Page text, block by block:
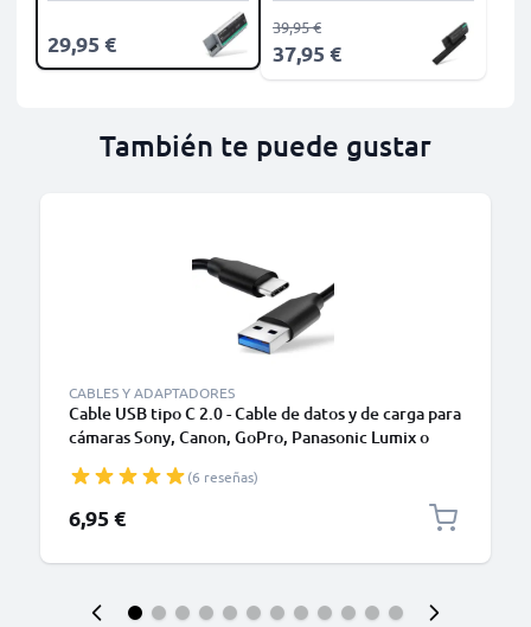
29,95 € 37,95 €
39,95 €
También te puede gustar
CABLES Y ADAPTADORES
Cable USB tipo C 2.0 - Cable de datos y de carga para
cámaras Sony, Canon, GoPro, Panasonic Lumix o
cargador USB tipo C(6 reseñas)
6,95 €